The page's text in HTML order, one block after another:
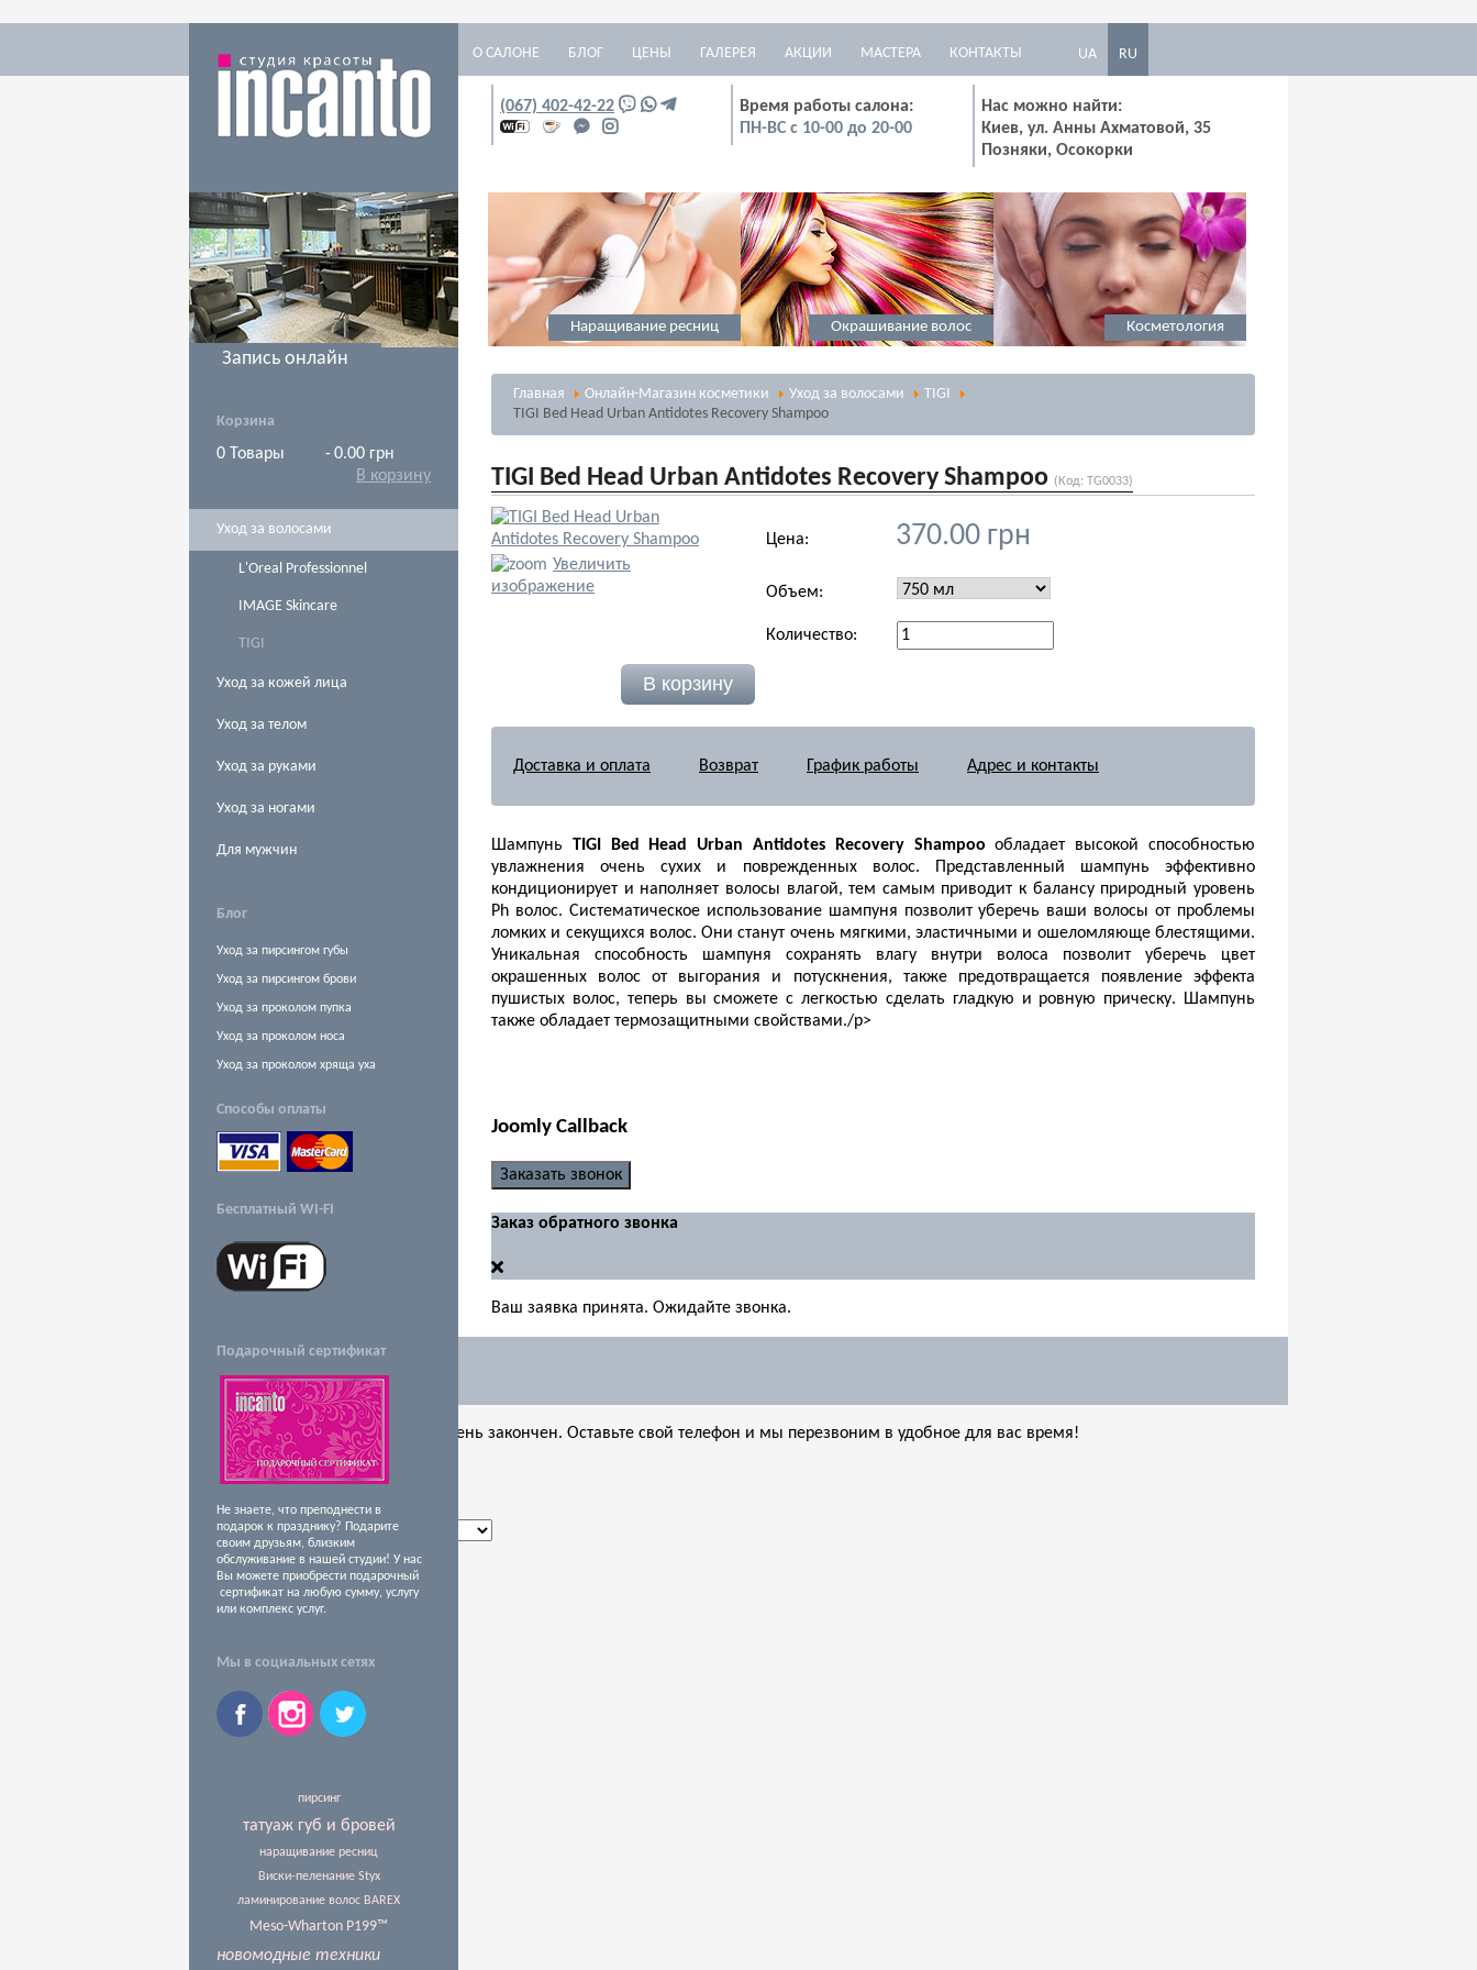
О САЛОНЕ БЛОГ ЦЕНЫ ГАЛЕРЕЯ АКЦИИ МАСТЕРА КОНТАКТЫ UA RU
Запись онлайн
Корзина
0 Товары -0.00 грн
В корзину
Уход за волосами
L'Oreal Professionnel
IMAGE Skincare
TIGI
Уход за кожей лица
Уход за телом
Уход за руками
Уход за ногами
Для мужчин
Блог
Уход за пирсингом губы
Уход за пирсингом брови
Уход за проколом пупка
Уход за проколом носа
Уход за проколом хряща уха
Способы оплаты
Бесплатный WI-FI
Подарочный сертификат
Не знаете, что преподнести в
подарок к празднику? Подарите
своим друзьям, близким
обслуживание в нашей студии! У нас
Вы можете приобрести подарочный
сертификат на любую сумму, услугу
или комплекс услуг.
Мы в социальных сетях
пирсинг
татуаж губ и бровей
наращивание ресниц
Виски-пеленание Styx
ламинирование волос BAREX
Meso-Wharton P199™
новомодные техники
(067) 402-42-22
Время работы салона:
ПН-ВС с 10-00 до 20-00
Нас можно найти:
Киев, ул. Анны Ахматовой, 35
Позняки, Осокорки
Наращивание ресниц Окрашивание волос Косметология
Массаж Визаж
Главная Онлайн-Магазин косметики Уход за волосами
TIGI
TIGI Bed Head Urban Antidotes Recovery Shampoo
TIGI Bed Head Urban Antidotes Recovery Shampoo (Код: TG0033)
Увеличить
изображение
Цена: 370.00 грн
Объем:
Количество:
Доставка и оплата Возврат График работы Адрес и контакты
Шампунь TIGI Bed Head Urban Antidotes Recovery Shampoo обладает высокой способностью
увлажнения очень сухих и поврежденных волос. Представленный шампунь эффективно
кондиционирует и наполняет волосы влагой, тем самым приводит к балансу природный уровень
Ph волос. Систематическое использование шампуня позволит уберечь ваши волосы от проблемы
ломких и секущихся волос. Они станут очень мягкими, эластичными и ошеломляюще блестящими.
Уникальная способность шампуня сохранять влагу внутри волоса позволит уберечь цвет
окрашенных волос от выгорания и потускнения, также предотвращается появление эффекта
пушистых волос, теперь вы сможете с легкостью сделать гладкую и ровную прическу. Шампунь
также обладает термозащитными свойствами./p>
Joomly Callback
Заказать звонок
Заказ обратного звонка
Ваш заявка принята. Ожидайте звонка.
Заказ обратного звонка
В настоящее время наш рабочий день закончен. Оставьте свой телефон и мы перезвоним в удобное для вас время!
Время звонка
Отправить